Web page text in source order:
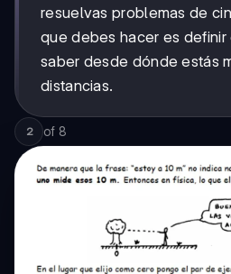
resuelvas problemas de
que debes hacer es definir
saber desde dónde estás
distancias.
2 of 8